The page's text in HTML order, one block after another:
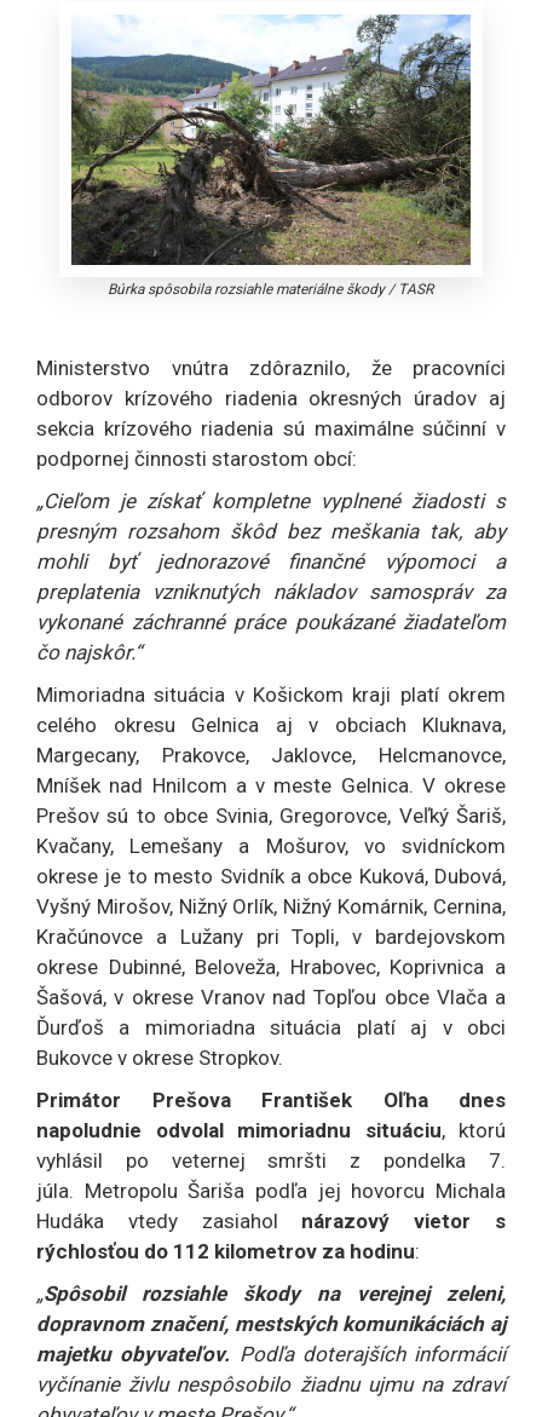
Búrka spôsobila rozsiahle materiálne škody/ TASR
Ministerstvo vnútra zdôraznilo, že pracovníci
odborov krízového riadenia okresných úradov aj
sekcia krízového riadenia sú maximálne súčinní v
podpornej činnosti starostom obcí:
„Cieľom je získať kompletne vyplnené žiadosti s
presným rozsahom škôd bez meškania tak, aby
mohli byť jednorazové finančné výpomoci a
preplatenia vzniknutých nákladov samospráv za
vykonané záchranné práce poukázané žiadateľom
čo najskôr.“
Mimoriadna situácia v Košickom kraji platí okrem
celého okresu Gelnica aj v obciach Kluknava,
Margecany, Prakovce, Jaklovce, Helcmanovce,
Mníšek nad Hnilcom a v meste Gelnica. V okrese
Prešov sú to obce Svinia, Gregorovce, Veľký Šariš,
Kvačany, Lemešany a Mošurov, vo svidníckom
okrese je to mesto Svidník a obce Kuková, Dubová,
Vyšný Mirošov, Nižný Orlík, Nižný Komárnik, Cernina,
Kračúnovce a Lužany pri Topli, v bardejovskom
okrese Dubinné, Beloveža, Hrabovec, Koprivnica a
Šašová, v okrese Vranov nad Topľou obce Vlača a
Ďurďoš a mimoriadna situácia platí aj v obci
Bukovce v okrese Stropkov.
Primátor Prešova František Oľha dnes
napoludnie odvolal mimoriadnu situáciu, ktorú
vyhlásil po veternej smršti z pondelka 7.
júla. Metropolu Šariša podľa jej hovorcu Michala
Hudáka vtedy zasiahol nárazový vietor s
rýchlosťou do 112 kilometrov za hodinu:
„Spôsobil rozsiahle škody na verejnej zeleni,
dopravnom značení, mestských komunikáciách aj
majetku obyvateľov. Podľa doterajších informácií
vyčínanie živlu nespôsobilo žiadnu ujmu na zdraví